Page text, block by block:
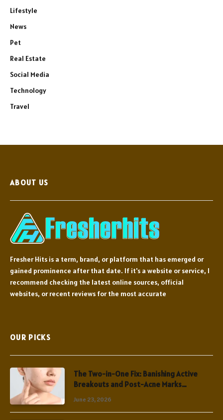
Lifestyle
News
Pet
Real Estate
Social Media
Technology
Travel
ABOUT US
Fresher Hits is a term, brand, or platform that has emerged or
gained prominence after that date. If it's a website or service, I
recommend checking the latest online sources, official
websites, or recent reviews for the most accurate
OUR PICKS
The Two-in-One Fix: Banishing Active
Breakouts and Post-Acne Marks
June 23, 2026